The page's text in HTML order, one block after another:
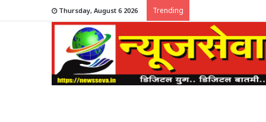
Thursday, August 6 2026 Trending